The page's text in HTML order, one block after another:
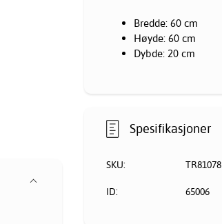
Bredde: 60 cm
Høyde: 60 cm
Dybde: 20 cm
Spesifikasjoner
SKU: TR81078
ID: 65006